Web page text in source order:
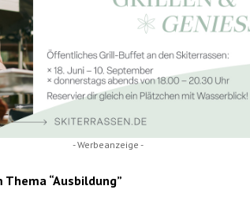
- Werbeanzeige -
“Ausbildung”